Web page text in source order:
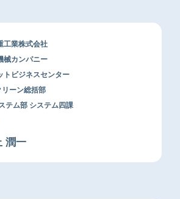
工業株式会社
械カンパニー
トビジネスセンター
リーン総括部
テム部 システム四課
潤一